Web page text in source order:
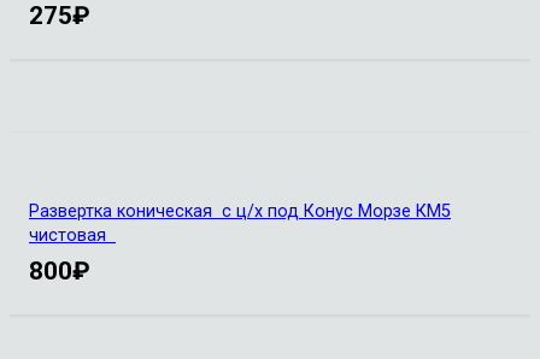
275₽
Развертка коническая с ц/х под Конус Морзе КМ5
чистовая
800₽